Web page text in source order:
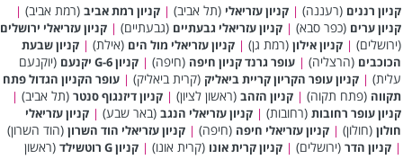
קניון רננים (רעננה) | קניון עזריאלי (תל אביב) | קניון רמת אביב (רמת אביב) |
קניון ערים (כפר סבא) | קניון עזריאלי גבעתיים (גבעתיים) | קניון עזריאלי ירושלים
(ירושלים) | קניון אילון (רמת גן) | קניון עזריאלי מול הים (אילת) | קניון שבעת
הכוכבים (הרצליה) | עופר גרנד קניון חיפה (חיפה) | קניון G-6 יקנעם
(יוקנעם
עלית) | קניון עופר הקריון קריית ביאליק (קרית ביאליק) | עופר הקניון הגדול פתח
תקווה (פתח תקוה) | קניון הזהב (ראשון לציון) | קניון דיזנגוף סנטר (תל אביב) |
קניון עופר רחובות (רחובות) | קניון עזריאלי הנגב (באר שבע) | קניון עזריאלי
חולון (חולון) | קניון עזריאלי חיפה (חיפה) | קניון עזריאלי הוד השרון (הוד השרון)
| קניון הדר (ירושלים) | קניון קרית אונו (קרית אונו) | קניון G רוטשילד
(ראשון